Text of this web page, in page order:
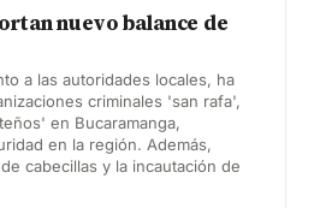
nuevo balance de
a las autoridades locales, ha
criminales 'san rafa',
en Bucaramanga,
en la región. Además,
cabecillas y la incautación de